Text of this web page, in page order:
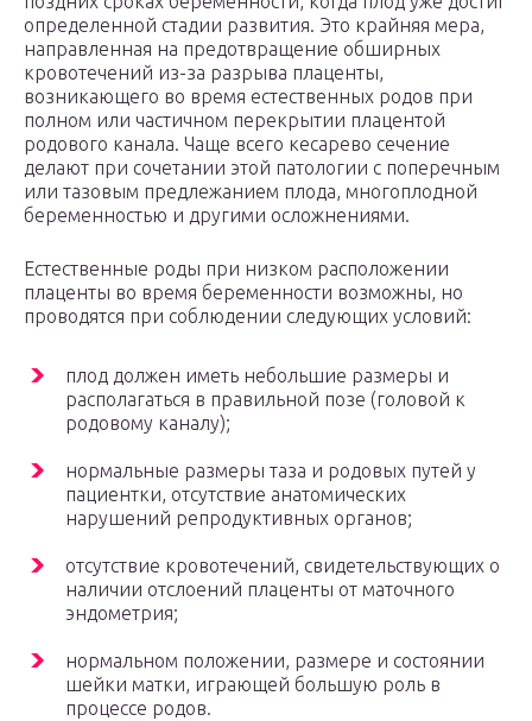
определенной стадии развития. Это крайняя мера,
направленная на предотвращение обширных
кровотечений из-за разрыва плаценты,
возникающего во время естественных родов при
полном или частичном перекрытии плацентой
родового канала. Чаще всего кесарево сечение
делают при сочетании этой патологии с поперечным
или тазовым предлежанием плода, многоплодной
беременностью и другими осложнениями.
Естественные роды при низком расположении
плаценты во время беременности возможны, но
проводятся при соблюдении следующих условий:
плод должен иметь небольшие размеры и
располагаться в правильной позе (головой к
родовому каналу);
нормальные размеры таза и родовых путей у
пациентки, отсутствие анатомических
нарушений репродуктивных органов;
отсутствие кровотечений, свидетельствующих о
наличии отслоений плаценты от маточного
эндометрия;
нормальном положении, размере и состоянии
шейки матки, играющей большую роль в
процессе родов.